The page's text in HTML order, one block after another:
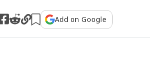
Add on Google